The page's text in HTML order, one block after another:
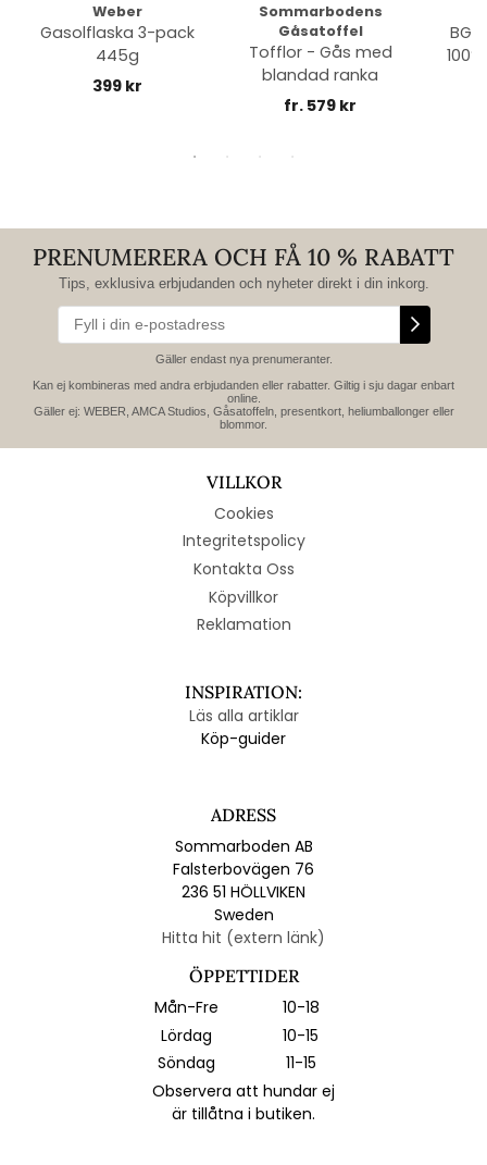
Weber
Gasolflaska 3-pack
445g
399 kr
Sommarbodens
Gåsatoffel
Tofflor - Gås med
blandad ranka
fr. 579 kr
PRENUMERERA OCH FÅ 10 % RABATT
Tips, exklusiva erbjudanden och nyheter direkt i din inkorg.
Gäller endast nya prenumeranter.
Kan ej kombineras med andra erbjudanden eller rabatter. Giltig i sju dagar enbart
online.
Gäller ej: WEBER, AMCA Studios, Gåsatoffeln, presentkort, heliumballonger eller
blommor.
VILLKOR
Cookies
Integritetspolicy
Kontakta Oss
Köpvillkor
Reklamation
INSPIRATION:
Läs alla artiklar
Köp-guider
ADRESS
Sommarboden AB
Falsterbovägen 76
236 51 HÖLLVIKEN
Sweden
Hitta hit (extern länk)
ÖPPETTIDER
Mån-Fre
10-18
Lördag
10-15
Söndag
11-15
Observera att hundar ej
är tillåtna i butiken.